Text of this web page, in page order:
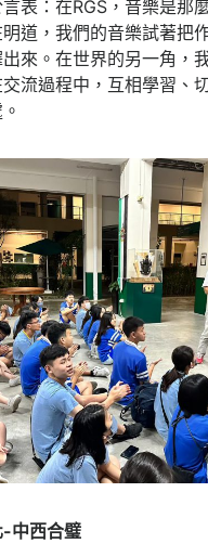
表：在RGS，音樂是那
道，我們的音樂試著把
來。在世界的另一角，
流過程中，互相學習、
中西合璧